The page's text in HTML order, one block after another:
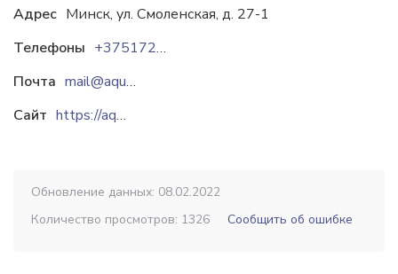
Адрес Минск, ул. Смоленская, д. 27-1
Телефоны
+37517200-20-42
Почта
mail@aquaecology.by
Сайт
https://aquaecology.group
Обновление данных: 08.02.2022
Количество просмотров: 1326
Сообщить об ошибке